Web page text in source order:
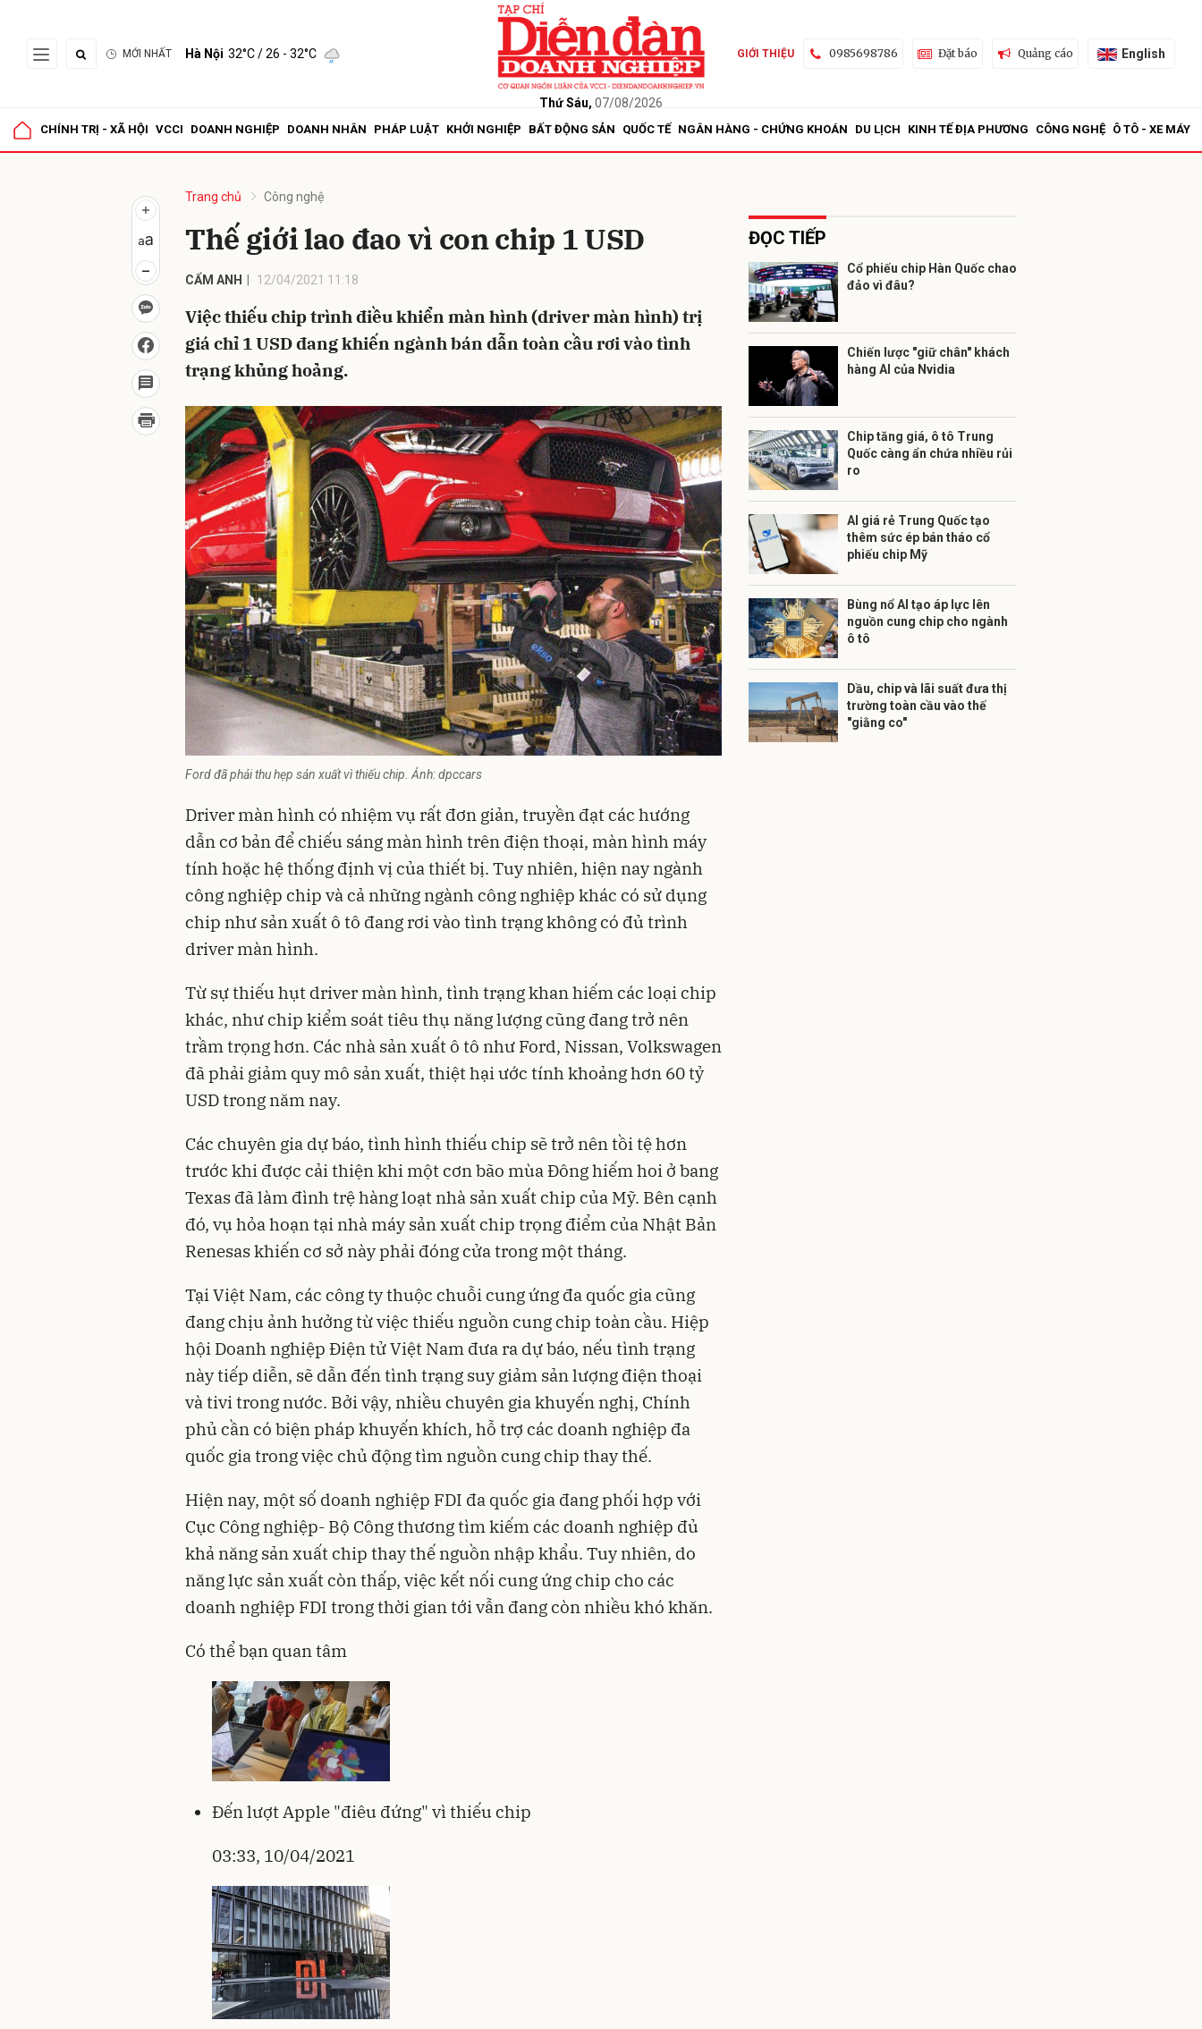
MỚI NHẤT Hà Nội 32°C/ 26 - 32°C
Thứ Sáu, 07/08/2026
GIỚI THIỆU 0985698786 Đặt báo Quảng cáo English
CHÍNH TRỊ - XÃ HỘI VCCI DOANH NGHIỆP DOANH NHÂN PHÁP LUẬT KHỞI NGHIỆP BẤT ĐỘNG SẢN QUỐC TẾ NGÂN HÀNG - CHỨNG KHOÁN DU LỊCH KINH TẾ ĐỊA PHƯƠNG CÔNG NGHỆ Ô TÔ - XE MÁY
Trang chủ Công nghệ
Thế giới lao đao vì con chip 1 USD
CẨM ANH 12/04/2021 11:18
Việc thiếu chip trình điều khiển màn hình (driver màn hình) trị
giá chỉ 1 USD đang khiến ngành bán dẫn toàn cầu rơi vào tình
trạng khủng hoảng.
Ford đã phải thu hẹp sản xuất vì thiếu chip. Ảnh: dpccars
Driver màn hình có nhiệm vụ rất đơn giản, truyền đạt các hướng
dẫn cơ bản để chiếu sáng màn hình trên điện thoại, màn hình máy
tính hoặc hệ thống định vị của thiết bị. Tuy nhiên, hiện nay ngành
công nghiệp chip và cả những ngành công nghiệp khác có sử dụng
chip như sản xuất ô tô đang rơi vào tình trạng không có đủ trình
driver màn hình.
Từ sự thiếu hụt driver màn hình, tình trạng khan hiếm các loại chip
khác, như chip kiểm soát tiêu thụ năng lượng cũng đang trở nên
trầm trọng hơn. Các nhà sản xuất ô tô như Ford, Nissan, Volkswagen
đã phải giảm quy mô sản xuất, thiệt hại ước tính khoảng hơn 60 tỷ
USD trong năm nay.
Các chuyên gia dự báo, tình hình thiếu chip sẽ trở nên tồi tệ hơn
trước khi được cải thiện khi một cơn bão mùa Đông hiếm hoi ở bang
Texas đã làm đình trệ hàng loạt nhà sản xuất chip của Mỹ. Bên cạnh
đó, vụ hỏa hoạn tại nhà máy sản xuất chip trọng điểm của Nhật Bản
Renesas khiến cơ sở này phải đóng cửa trong một tháng.
Tại Việt Nam, các công ty thuộc chuỗi cung ứng đa quốc gia cũng
đang chịu ảnh hưởng từ việc thiếu nguồn cung chip toàn cầu. Hiệp
hội Doanh nghiệp Điện tử Việt Nam đưa ra dự báo, nếu tình trạng
này tiếp diễn, sẽ dẫn đến tình trạng suy giảm sản lượng điện thoại
và tivi trong nước. Bởi vậy, nhiều chuyên gia khuyến nghị, Chính
phủ cần có biện pháp khuyến khích, hỗ trợ các doanh nghiệp đa
quốc gia trong việc chủ động tìm nguồn cung chip thay thế.
Hiện nay, một số doanh nghiệp FDI đa quốc gia đang phối hợp với
Cục Công nghiệp- Bộ Công thương tìm kiếm các doanh nghiệp đủ
khả năng sản xuất chip thay thế nguồn nhập khẩu. Tuy nhiên, do
năng lực sản xuất còn thấp, việc kết nối cung ứng chip cho các
doanh nghiệp FDI trong thời gian tới vẫn đang còn nhiều khó khăn.
Có thể bạn quan tâm
Đến lượt Apple "điêu đứng" vì thiếu chip
03:33, 10/04/2021
ĐỌC TIẾP
Cổ phiếu chip Hàn Quốc chao
đảo vì đâu?
Chiến lược "giữ chân" khách
hàng AI của Nvidia
Chip tăng giá, ô tô Trung
Quốc càng ẩn chứa nhiều rủi
ro
AI giá rẻ Trung Quốc tạo
thêm sức ép bán tháo cổ
phiếu chip Mỹ
Bùng nổ AI tạo áp lực lên
nguồn cung chip cho ngành
ô tô
Dầu, chip và lãi suất đưa thị
trường toàn cầu vào thế
"giằng co"
Gửi